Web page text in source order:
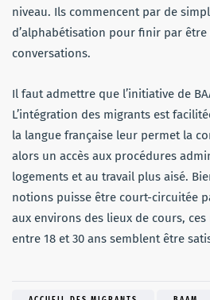
niveau. Ils commencent par de
d’alphabétisation pour finir par être
conversations.
Il faut admettre que l’initiative de
L’intégration des migrants est
la langue française leur permet la
alors un accès aux procédures
logements et au travail plus aisé.
notions puisse être court-circuitée
aux environs des lieux de cours,
entre 18 et 30 ans semblent être